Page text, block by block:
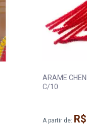
ARAME
C/10
A partir de: